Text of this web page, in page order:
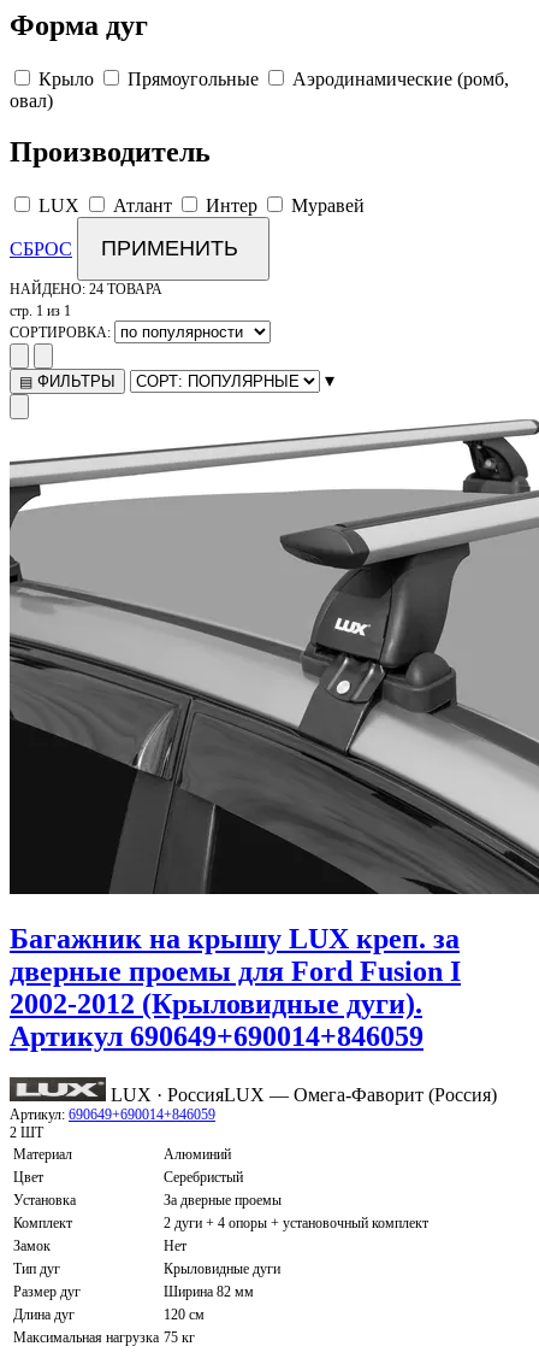
Форма дуг
Крыло Прямоугольные
Аэродинамические (ромб,
овал)
Производитель
LUX Атлант Интер Муравей
СБРОС ПРИМЕНИТЬ
НАЙДЕНО: 24 ТОВАРА
стр. 1 из 1
СОРТИРОВКА:
▤ ФИЛЬТРЫ ▾
Багажник на крышу LUX креп. за
дверные проемы для Ford Fusion I
2002-2012 (Крыловидные дуги).
Артикул 690649+690014+846059
LUX · РоссияLUX — Омега-Фаворит (Россия)
Артикул: 690649+690014+846059
2 ШТ
Материал
Алюминий
Цвет
Серебристый
Установка
За дверные проемы
Комплект
2 дуги + 4 опоры + установочный комплект
Замок
Нет
Тип дуг
Крыловидные дуги
Размер дуг
Ширина 82 мм
Длина дуг
120 см
Максимальная нагрузка 75 кг